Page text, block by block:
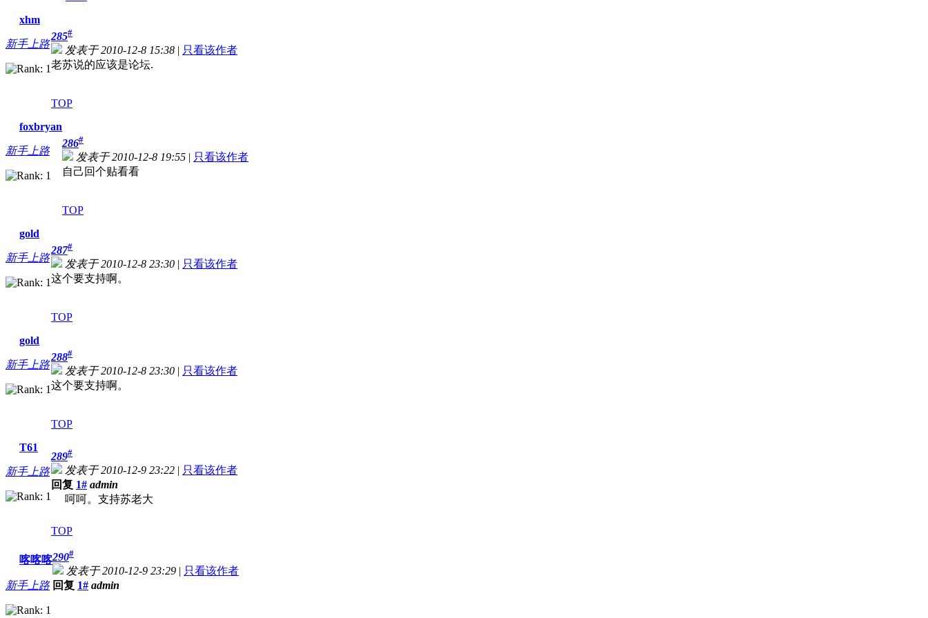
xhm
新手上路
285#
发表于 2010-12-8 15:38 | 只看该作者
老苏说的应该是论坛.
TOP
foxbryan
新手上路
286#
发表于 2010-12-8 19:55 | 只看该作者
自己回个贴看看
TOP
gold
新手上路
287#
发表于 2010-12-8 23:30 | 只看该作者
这个要支持啊。
TOP
gold
新手上路
288#
发表于 2010-12-8 23:30 | 只看该作者
这个要支持啊。
TOP
T61
新手上路
289#
发表于 2010-12-9 23:22 | 只看该作者
回复 1# admin
呵呵。支持苏老大
TOP
喀喀喀
新手上路
290#
发表于 2010-12-9 23:29 | 只看该作者
回复 1# admin